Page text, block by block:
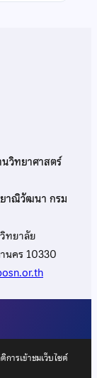
วิทยาศาสตร์
ยาณิวัฒนา กรม
ทยาลัย
นคร 10330
ารเข้าชมเว็บไซต์